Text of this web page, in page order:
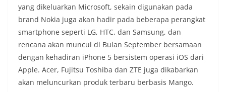
yang dikeluarkan Microsoft, sekain digunakan pada
brand Nokia juga akan hadir pada beberapa perangkat
smartphone seperti LG, HTC, dan Samsung, dan
rencana akan muncul di Bulan September bersamaan
dengan kehadiran iPhone 5 bersistem operasi iOS dari
Apple. Acer, Fujitsu Toshiba dan ZTE juga dikabarkan
akan meluncurkan produk terbaru berbasis Mango.